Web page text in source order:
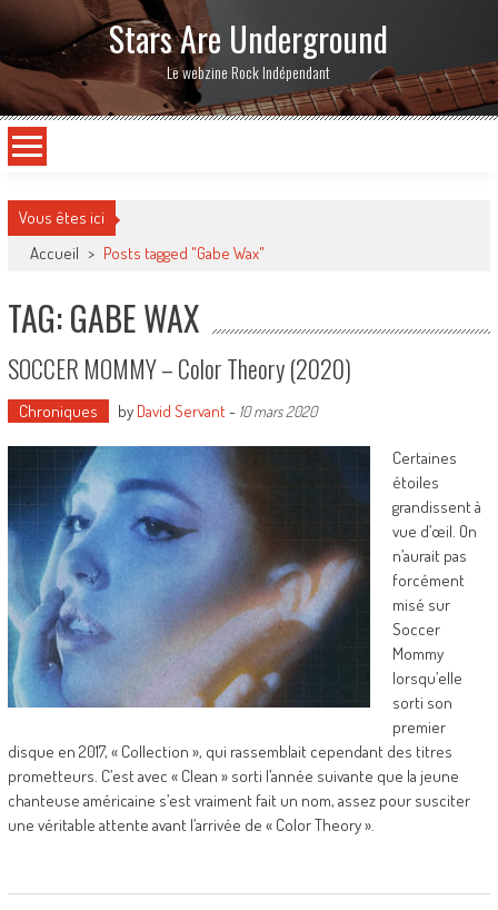
Stars Are Underground
Le webzine Rock Indépendant
Vous êtes ici
Accueil > Posts tagged "Gabe Wax"
TAG: GABE WAX
SOCCER MOMMY – Color Theory (2020)
Chroniques by David Servant- 10 mars 2020
Certaines
étoiles
grandissent à
vue d’œil. On
n’aurait pas
forcément
misé sur
Soccer
Mommy
lorsqu’elle
sorti son
premier
disque en 2017, « Collection », qui rassemblait cependant des titres
prometteurs. C’est avec « Clean » sorti l’année suivante que la jeune
chanteuse américaine s’est vraiment fait un nom, assez pour susciter
une véritable attente avant l’arrivée de « Color Theory ».